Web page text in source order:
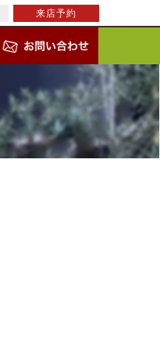
来店予約